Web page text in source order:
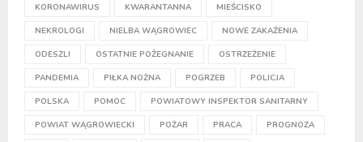
KORONAWIRUS KWARANTANNA MIEŚCISKO
NEKROLOGI NIELBA WĄGROWIEC NOWE ZAKAŻENIA
ODESZLI OSTATNIE POŻEGNANIE OSTRZEŻENIE
PANDEMIA PIŁKA NOŻNA POGRZEB POLICJA
POLSKA POMOC POWIATOWY INSPEKTOR SANITARNY
POWIAT WĄGROWIECKI POŻAR PRACA PROGNOZA